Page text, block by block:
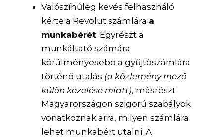
Valószínűleg kevés felhasználó
kérte a Revolut számlára a
munkabérét. Egyrészt a
munkáltató számára
körülményesebb a gyűjtőszámlára
történő utalás (a közlemény mező
külön kezelése miatt), másrészt
Magyarországon szigorú szabályok
vonatkoznak arra, milyen számlára
lehet munkabért utalni. A